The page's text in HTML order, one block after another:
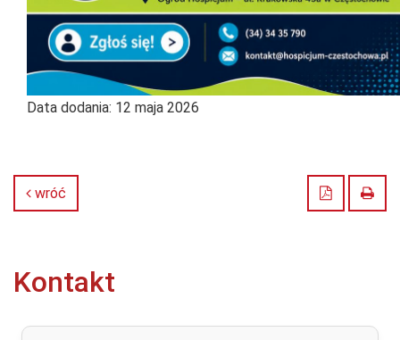
Data dodania: 12 maja 2026
wróć Zapisz do
Kontakt